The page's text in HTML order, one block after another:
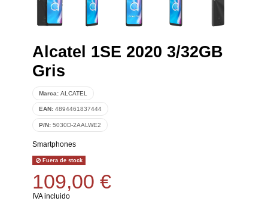
Alcatel 1SE 2020 3/32GB
Gris
Marca: ALCATEL
EAN: 4894461837444
P/N: 5030D-2AALWE2
Smartphones
Fuera de stock
109,00 €
IVA incluido